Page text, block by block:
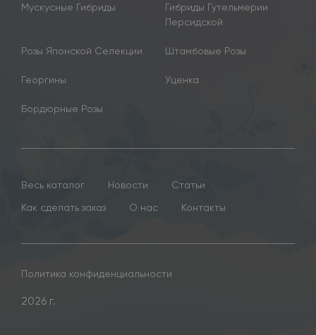
Мускусные Гибриды
Гибриды Гутельмерии
Персидской
Розы Японской Селекции Штамбовые Розы
Георгины Уценка
Бордюрные Розы
Весь каталог Новости
Статьи
Как сделать заказ
О нас Контакты
Политика конфиденциальности
2026 г.